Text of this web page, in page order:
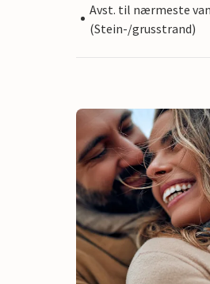
Avst. til nærmeste
(Stein-/grusstrand)